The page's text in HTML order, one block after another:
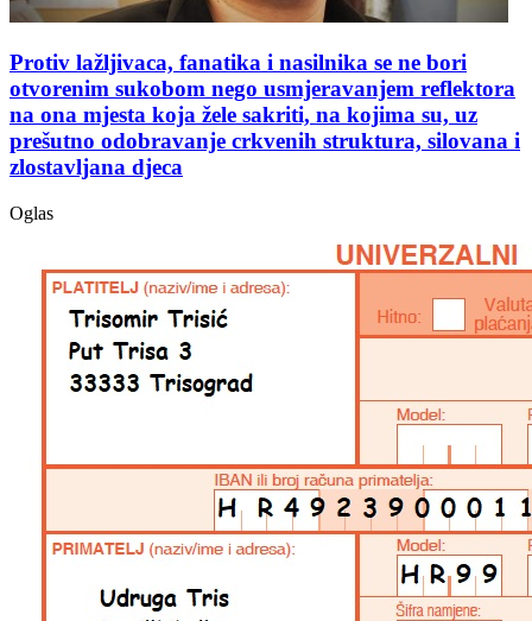
Protiv lažljivaca, fanatika i nasilnika se ne bori
otvorenim sukobom nego usmjeravanjem reflektora
na ona mjesta koja žele sakriti, na kojima su, uz
prešutno odobravanje crkvenih struktura, silovana i
zlostavljana djeca
Oglas